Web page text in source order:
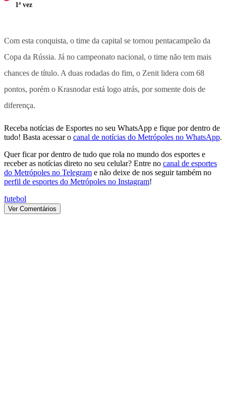
1ª vez
Com esta conquista, o time da capital se tornou pentacampeão da
Copa da Rússia. Já no campeonato nacional, o time não tem mais
chances de título. A duas rodadas do fim, o Zenit lidera com 68
pontos, porém o Krasnodar está logo atrás, por somente dois de
diferença.
Receba notícias de Esportes no seu WhatsApp e fique por dentro de
tudo! Basta acessar o canal de notícias do Metrópoles no WhatsApp.
Quer ficar por dentro de tudo que rola no mundo dos esportes e
receber as notícias direto no seu celular? Entre no canal de esportes
do Metrópoles no Telegram e não deixe de nos seguir também no
perfil de esportes do Metrópoles no Instagram!
futebol
Ver Comentários